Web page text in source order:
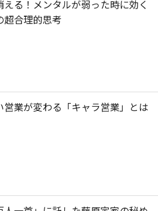
える！メンタルが弱った時に効く
超合理的思考
営業が変わる「キャラ営業」とは